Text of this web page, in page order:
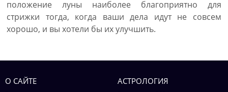
положение луны наиболее благоприятно для
стрижки тогда, когда ваши дела идут не совсем
хорошо, и вы хотели бы их улучшить.
О САЙТЕ АСТРОЛОГИЯ